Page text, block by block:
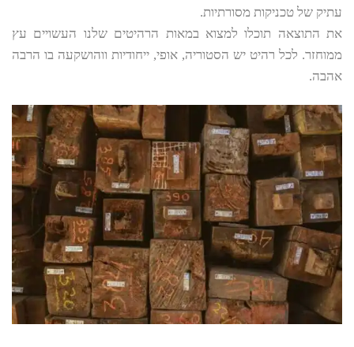
עתיק של טכניקות מסורתיות.
את התוצאה תוכלו למצוא במאות הרהיטים שלנו העשויים עץ
ממוחזר. לכל רהיט יש הסטוריה, אופי, ייחודיות ווהושקעה בו הרבה
אהבה.